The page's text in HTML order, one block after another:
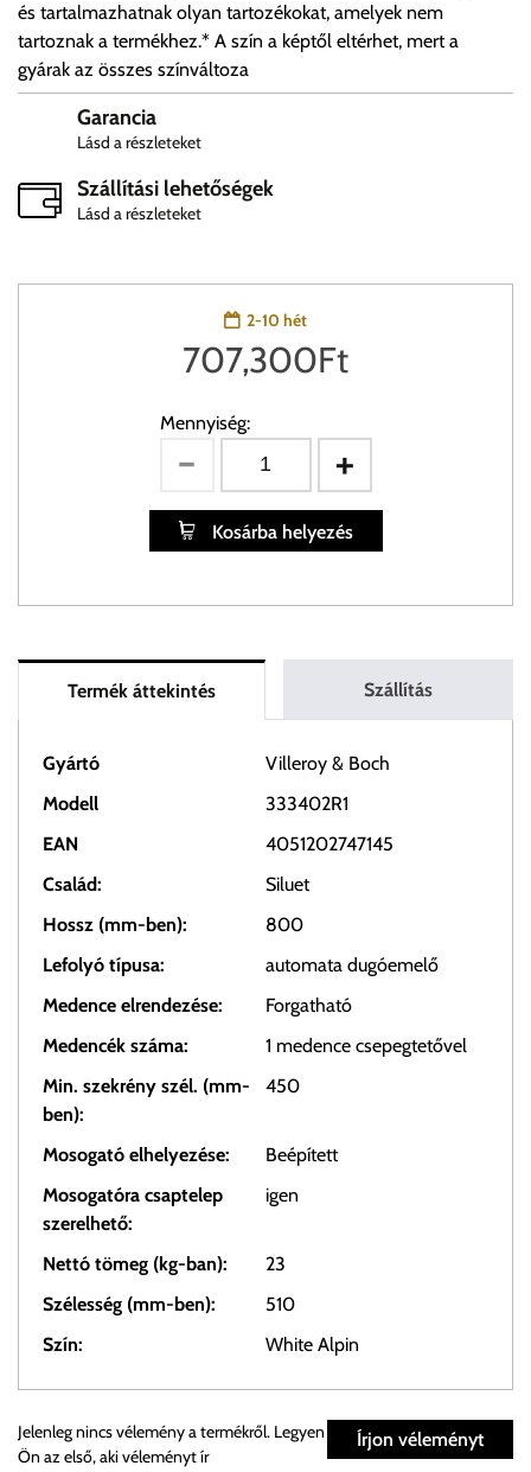
és tartalmazhatnak olyan tartozékokat, amelyek nem
tartoznak a termékhez.* A szín a képtől eltérhet, mert a
gyárak az összes színváltoza
Garancia
Lásd a részleteket
Szállítási lehetőségek
Lásd a részleteket
2-10 hét
707,300Ft
Mennyiség:
Kosárba helyezés
Termék áttekintés Szállítás
Gyártó
Villeroy & Boch
Modell
333402R1
EAN
4051202747145
Család:
Siluet
Hossz (mm-ben):
800
Lefolyó típusa:
automata dugóemelő
Medence elrendezése:
Forgatható
Medencék száma:
1 medence csepegtetővel
Min. szekrény szél. (mm-
ben):
450
Mosogató elhelyezése:
Beépített
Mosogatóra csaptelep
szerelhető:
igen
Nettó tömeg (kg-ban):
23
Szélesség (mm-ben):
510
Szín:
White Alpin
Személyes átvétel:
Írjon véleményt
Jelenleg nincs vélemény a termékről. Legyen
Ön az első, aki véleményt ír